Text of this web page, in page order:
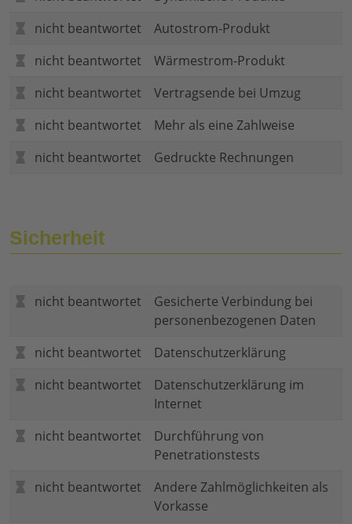
nicht beantwortet
Autostrom-Produkt
nicht beantwortet
Wärmestrom-Produkt
nicht beantwortet
Vertragsende bei Umzug
nicht beantwortet
Mehr als eine Zahlweise
nicht beantwortet
Gedruckte Rechnungen
Sicherheit
nicht beantwortet
Gesicherte Verbindung bei
personenbezogenen Daten
nicht beantwortet
Datenschutzerklärung
nicht beantwortet
Datenschutzerklärung im
Internet
nicht beantwortet
Durchführung von
Penetrationstests
nicht beantwortet
Andere Zahlmöglichkeiten als
Vorkasse